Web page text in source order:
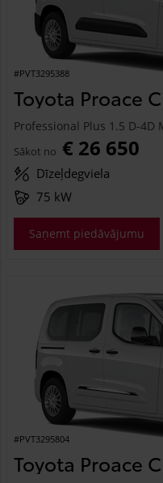
#PVT3295388
Toyota Proace
Professional Plus 1.5 D-4D
Sākot no € 26 650
Dīzeļdegviela
75 kW
Saņemt piedāvājumu
#PVT3295804
Toyota Proace